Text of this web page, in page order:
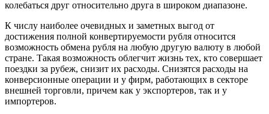
колебаться друг относительно друга в широком диапазоне.
К числу наиболее очевидных и заметных выгод от
достижения полной конвертируемости рубля относится
возможность обмена рубля на любую другую валюту в любой
стране. Такая возможность облегчит жизнь тех, кто совершает
поездки за рубеж, снизит их расходы. Снизятся расходы на
конверсионные операции и у фирм, работающих в секторе
внешней торговли, причем как у экспортеров, так и у
импортеров.